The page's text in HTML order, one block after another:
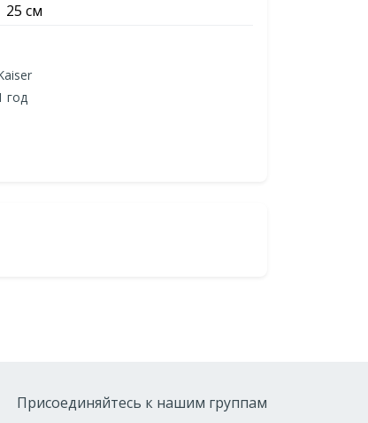
25 см
год
Присоединяйтесь к нашим группам